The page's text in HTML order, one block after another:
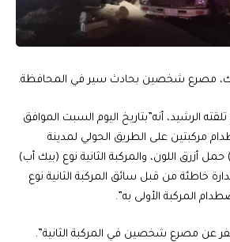
مصرع شخصين بحادث سير في المحافظة.
الرشيد، أنه”بتاريخ اليوم السبت الموافق
أصطدام مركبتين على الطريق الحولي لمدينة
كركوك الأولى نوع (MAN) حمل أزرق اللون، والمركبة الثانية نوع (بيك أب)
خاطئة من قبل سائق المركبة الثانية نوع
المركبة الأولى به”.
عن مصرع شخصين في المركبة الثانية”.